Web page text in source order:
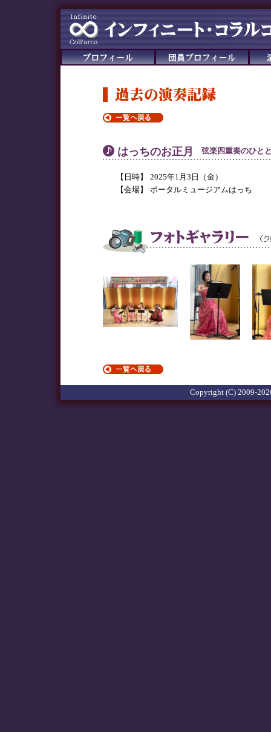
はっちのお正月 弦楽四重奏のひと
【日時】
2025年1月3日（金）
【会場】
ポータルミュージアムはっち
Copyright (C) 2009-